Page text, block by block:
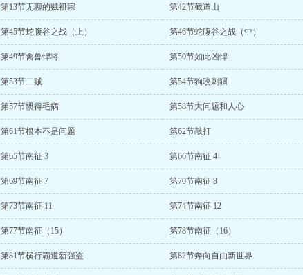
第13节无聊的贼祖宗 第42节截道山
第45节蛇腹谷之战（上） 第46节蛇腹谷之战（中）
第49节禽兽悍将 第50节如此凶悍
第53节二贼 第54节狗咬刺猬
第57节惯得毛病 第58节大问题和人心
第61节根本不是问题 第62节敲打
第65节南征 3 第66节南征 4
第69节南征 7 第70节南征 8
第73节南征 11 第74节南征 12
第77节南征（15） 第78节南征（16）
第81节横行霸道新强盗 第82节奔向自由新世界